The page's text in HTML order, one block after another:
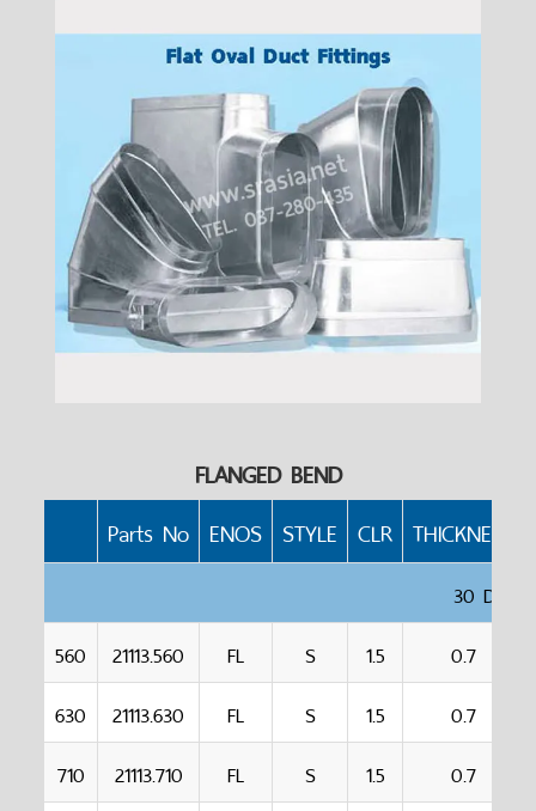
FLANGED BEND
Parts No ENOS STYLE CLR THICKNESS
30
560
21113.560 FL S 1.5
0.7
630
21113.630 FL S 1.5
0.7
710
21113.710 FL S 1.5
0.7